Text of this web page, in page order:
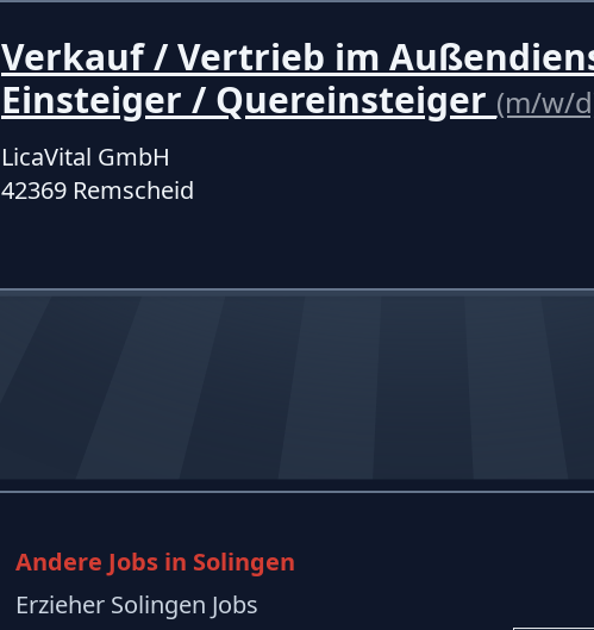
Verkauf / Vertrieb im
Einsteiger / Quereinsteiger (m/w/
LicaVital GmbH
42369 Remscheid
Andere Jobs in Solingen
Erzieher Solingen Jobs